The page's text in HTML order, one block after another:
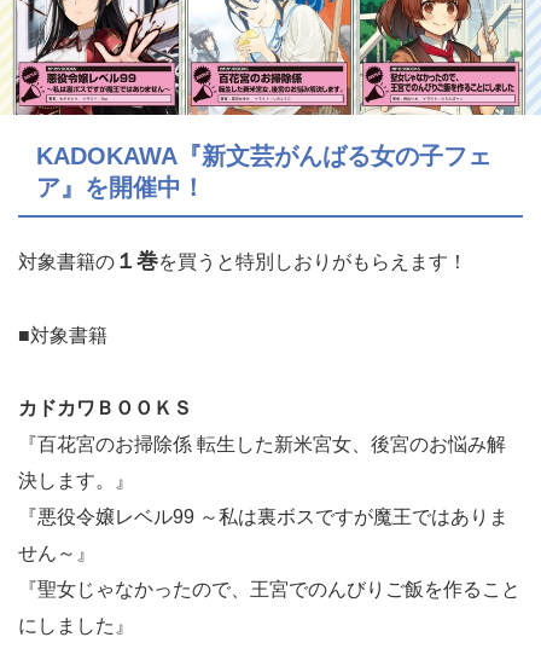
KADOKAWA『新文芸がんばる女の子フェ
ア』を開催中！
対象書籍の １巻を買うと特別しおりがもらえます！
■対象書籍
カドカワＢＯＯＫＳ
『百花宮のお掃除係 転生した新米宮女、後宮のお悩み解
決します。』
『悪役令嬢レベル99 ～私は裏ボスですが魔王ではありま
せん～』
『聖女じゃなかったので、王宮でのんびりご飯を作ること
にしました』